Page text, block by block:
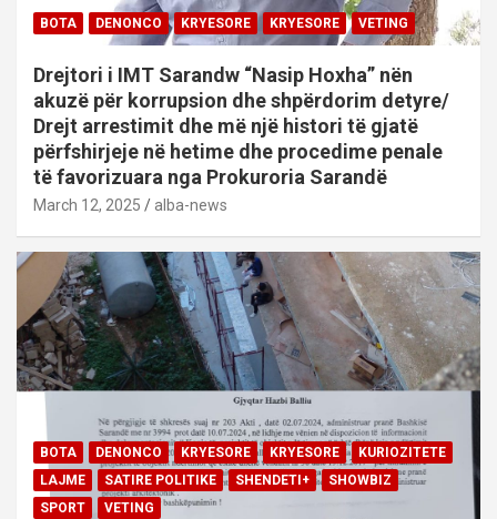
BOTA DENONCO KRYESORE KRYESORE VETING
Drejtori i IMT Sarandw “Nasip Hoxha” nën
akuzë për korrupsion dhe shpërdorim detyre/
Drejt arrestimit dhe më një histori të gjatë
përfshirjeje në hetime dhe procedime penale
të favorizuara nga Prokuroria Sarandë
March 12, 2025 alba-news
BOTA DENONCO KRYESORE KRYESORE
KURIOZITETE
LAJME
SATIRE POLITIKE SHENDETI+
SHOWBIZ
SPORT
VETING